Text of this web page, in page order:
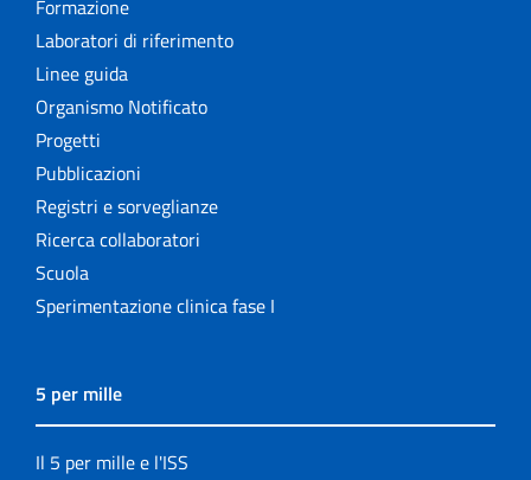
Formazione
Laboratori di riferimento
Linee guida
Organismo Notificato
Progetti
Pubblicazioni
Registri e sorveglianze
Ricerca collaboratori
Scuola
Sperimentazione clinica fase I
5 per mille
Il 5 per mille e l'ISS